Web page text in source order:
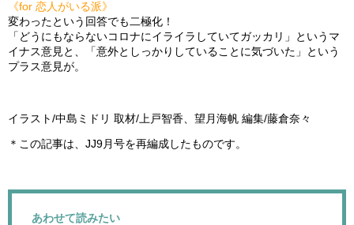
《for 恋人がいる派》
変わったという回答でも二極化！
「どうにもならないコロナにイライラしていてガッカリ」というマ
イナス意見と、「意外としっかりしていることに気づいた」という
プラス意見が。
イラスト/中島ミドリ 取材/上戸智香、望月海帆 編集/藤倉奈々
＊この記事は、JJ9月号を再編成したものです。
あわせて読みたい